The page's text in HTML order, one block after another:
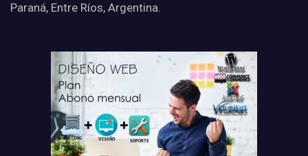
Paraná, Entre Ríos, Argentina.